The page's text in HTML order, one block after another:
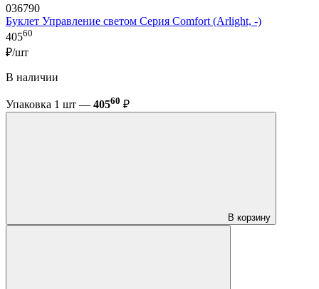
036790
Буклет Управление светом Серия Comfort (Arlight, -)
40560
₽/шт
В наличии
Упаковка 1 шт — 40560 ₽
В корзину